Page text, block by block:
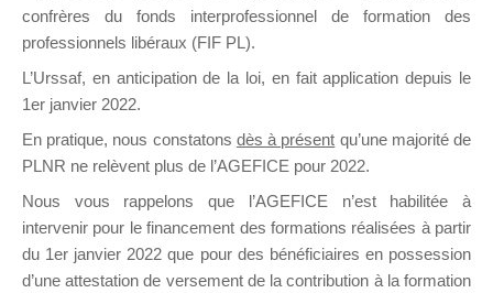
DIRIGEANT
il y a un mois
confrères du fonds interprofessionnel de formation des
professionnels libéraux (FIF PL).
L’Urssaf, en anticipation de la loi, en fait application depuis le
1er janvier 2022.
En pratique, nous constatons dès à présent qu’une majorité de
PLNR ne relèvent plus de l’AGEFICE pour 2022.
Nous vous rappelons que l’AGEFICE n’est habilitée à
intervenir pour le financement des formations réalisées à partir
du 1er janvier 2022 que pour des bénéficiaires en possession
d’une attestation de versement de la contribution à la formation